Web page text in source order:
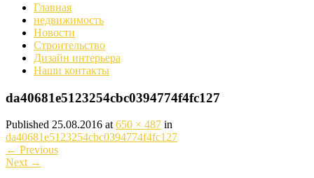
Главная
недвижимость
Новости
Строительство
Дизайн интерьера
Наши контакты
da40681e5123254cbc0394774f4fc127
Published 25.08.2016 at 650 × 487 in
da40681e5123254cbc0394774f4fc127
← Previous
Next →